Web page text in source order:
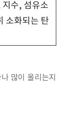
지수, 섬유소
소화되는 탄
많이 올리는지